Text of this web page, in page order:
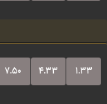
۷.۵۰ ۴.۳۳ ۱.۳۳